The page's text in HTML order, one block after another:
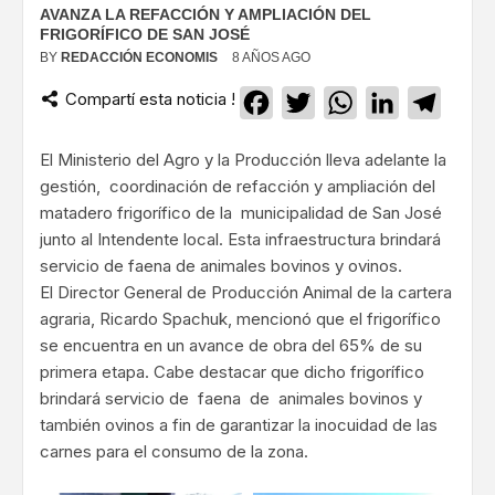
AVANZA LA REFACCIÓN Y AMPLIACIÓN DEL
FRIGORÍFICO DE SAN JOSÉ
BY REDACCIÓN ECONOMIS 8 AÑOS AGO
Compartí esta noticia ! Facebook
TwitterWhatsApp
LinkedIn
El Ministerio del Agro y la Producción lleva adelante la
gestión, coordinación de refacción y ampliación del
matadero frigorífico de la municipalidad de San José
junto al Intendente local. Esta infraestructura brindará
servicio de faena de animales bovinos y ovinos.
El Director General de Producción Animal de la cartera
agraria, Ricardo Spachuk, mencionó que el frigorífico
se encuentra en un avance de obra del 65% de su
primera etapa. Cabe destacar que dicho frigorífico
brindará servicio de faena de animales bovinos y
también ovinos a fin de garantizar la inocuidad de las
carnes para el consumo de la zona.